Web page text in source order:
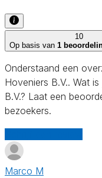
10
Op basis van 1
Onderstaand een
Hoveniers B.V.. Wat
B.V.? Laat een
bezoekers.
Marco M